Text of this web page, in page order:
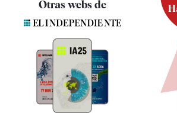
Quiénes somos
Especificaciones
Otras webs de